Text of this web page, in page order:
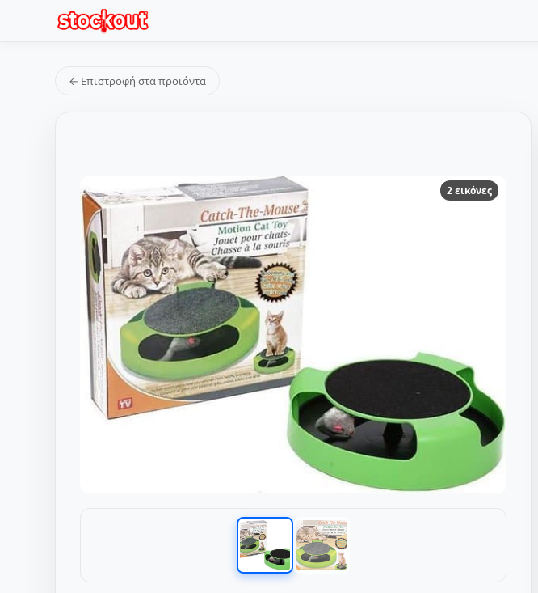
← Επιστροφή στα προϊόντα
2 εικόνες